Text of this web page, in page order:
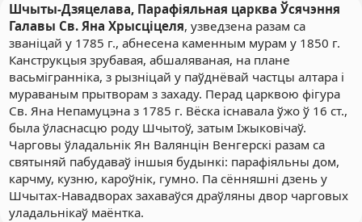
Шчыты-Дзяцелава, Парафіяльная царква Ўсячэння
Галавы Св. Яна Хрысціцеля, узведзена разам са
званіцай у 1785 г., абнесена каменным мурам у 1850 г.
Канструкцыя зрубавая, абшаляваная, на плане
васьмігранніка, з рызніцай у паўднёвай частцы алтара і
мураваным прытворам з захаду. Перад царквою фігура
Св. Яна Непамуцэна з 1785 г. Вёска існавала ўжо ў 16 ст.,
была ўласнасцю роду Шчытоў, затым Іжыковічаў.
Чарговы ўладальнік Ян Валянцін Венгерскі разам са
святыняй пабудаваў іншыя будынкі: парафіяльны дом,
карчму, кузню, кароўнік, гумно. Па сённяшні дзень у
Шчытах-Навадворах захаваўся драўляны двор чарговых
уладальнікаў маёнтка.